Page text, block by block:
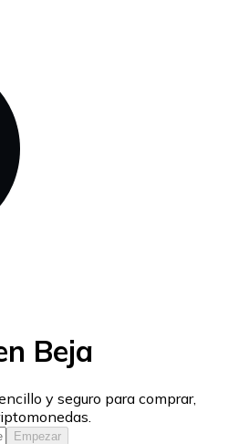
Beja
y seguro para comprar,
Empezar